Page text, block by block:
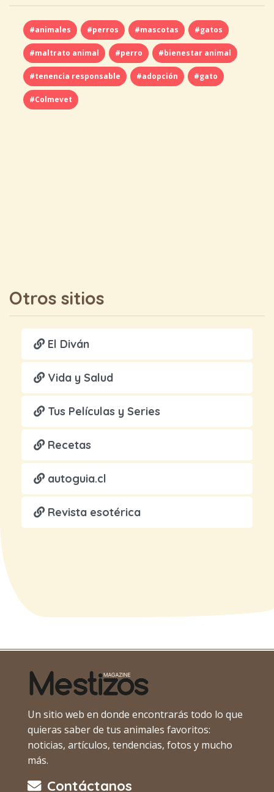
#animales #perros #mascotas #gatos
#maltrato animal #perro #bienestar animal
#tenencia responsable #adopción #gato
#Colmevet
Otros sitios
El Diván
Vida y Salud
Tus Películas y Series
Recetas
autoguia.cl
Revista esotérica
Un sitio web en donde encontrarás todo lo que
quieras saber de tus animales favoritos:
noticias, artículos, tendencias, fotos y mucho
más.
Contáctanos